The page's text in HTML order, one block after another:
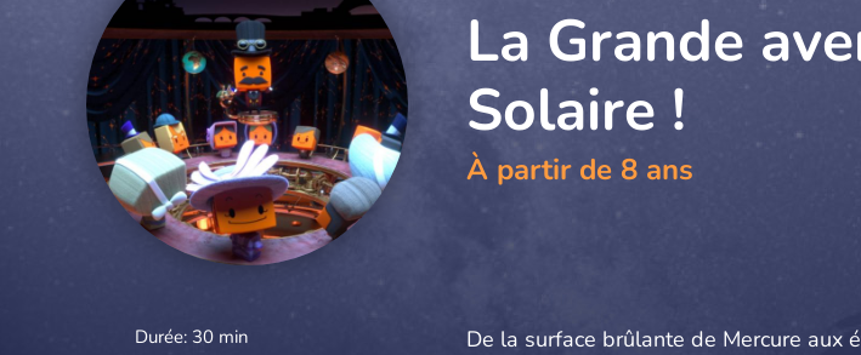
La Grande
Solaire !
À partir de 8 ans
Durée: 30 min
De la surface brûlante de Mercure aux